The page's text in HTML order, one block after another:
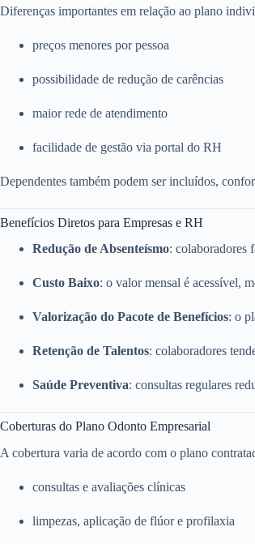
Diferenças importantes em relação ao plano
preços menores por pessoa
possibilidade de redução de carências
maior rede de atendimento
facilidade de gestão via portal do RH
Dependentes também podem ser incluídos,
Benefícios Diretos para Empresas e RH
Redução de Absenteísmo: colaboradores
Custo Baixo: o valor mensal é acessível,
Valorização do Pacote de Benefícios: o
Retenção de Talentos: colaboradores
Saúde Preventiva: consultas regulares
Coberturas do Plano Odonto Empresarial
A cobertura varia de acordo com o plano
consultas e avaliações clínicas
limpezas, aplicação de flúor e profilaxia